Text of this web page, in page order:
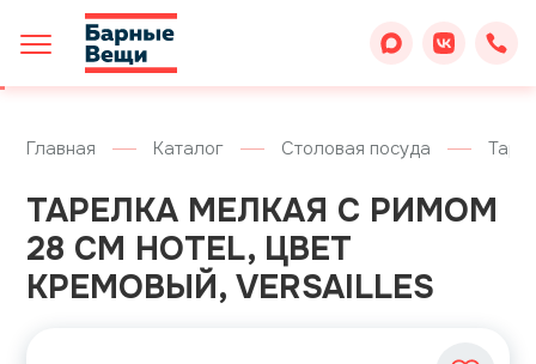
Главная Каталог Столовая посуда
ТАРЕЛКА МЕЛКАЯ С РИМОМ
28 СМ HOTEL, ЦВЕТ
КРЕМОВЫЙ, VERSAILLES